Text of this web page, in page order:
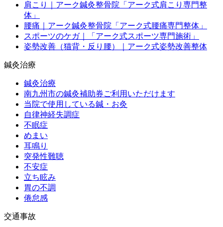
肩こり｜アーク鍼灸整骨院「アーク式肩こり専門整
体」
腰痛｜アーク鍼灸整骨院「アーク式腰痛専門整体」
スポーツのケガ｜「アーク式スポーツ専門施術」
姿勢改善（猫背・反り腰）｜アーク式姿勢改善整体
鍼灸治療
鍼灸治療
南九州市の鍼灸補助券ご利用いただけます
当院で使用している鍼・お灸
自律神経失調症
不眠症
めまい
耳鳴り
突発性難聴
不安症
立ち眩み
胃の不調
倦怠感
交通事故